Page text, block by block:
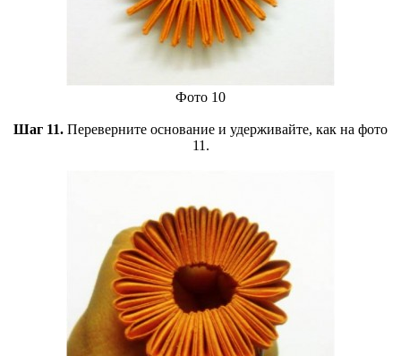
Фото 10
Шаг 11. Переверните основание и удерживайте, как на фото
11.